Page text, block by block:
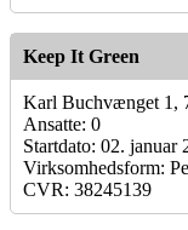
Keep It Green
Karl Buchvænget 1,
Ansatte: 0
Startdato: 02. januar
Virksomhedsform:
CVR: 38245139